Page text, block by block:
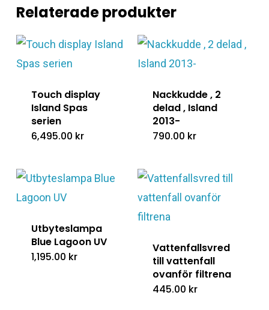
Relaterade produkter
Touch display
Island Spas
serien
6,495.00 kr
Nackkudde , 2
delad , Island
2013-
790.00 kr
Utbyteslampa
Blue Lagoon UV
1,195.00 kr
Vattenfallsvred
till vattenfall
ovanför filtrena
445.00 kr